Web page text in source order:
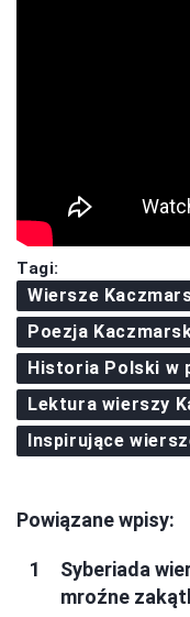
Tagi:
Wiersze
Poezja
Historia Polski w
Lektura wierszy
Inspirujące
Powiązane wpisy:
Syberiada
mroźne